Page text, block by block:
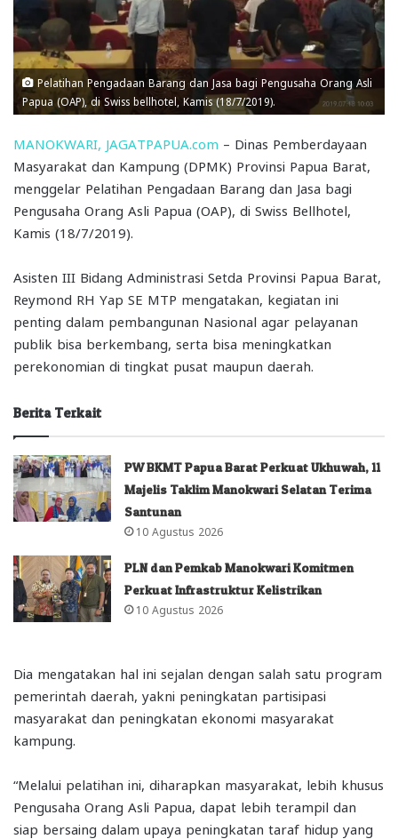
Pelatihan Pengadaan Barang dan Jasa bagi Pengusaha Orang Asli
Papua (OAP), di Swiss bellhotel, Kamis (18/7/2019).
MANOKWARI, JAGATPAPUA.com – Dinas Pemberdayaan
Masyarakat dan Kampung (DPMK) Provinsi Papua Barat,
menggelar Pelatihan Pengadaan Barang dan Jasa bagi
Pengusaha Orang Asli Papua (OAP), di Swiss Bellhotel,
Kamis (18/7/2019).
Asisten III Bidang Administrasi Setda Provinsi Papua Barat,
Reymond RH Yap SE MTP mengatakan, kegiatan ini
penting dalam pembangunan Nasional agar pelayanan
publik bisa berkembang, serta bisa meningkatkan
perekonomian di tingkat pusat maupun daerah.
Berita Terkait
PW BKMT Papua Barat Perkuat Ukhuwah, 11
Majelis Taklim Manokwari Selatan Terima
Santunan
10 Agustus 2026
PLN dan Pemkab Manokwari Komitmen
Perkuat Infrastruktur Kelistrikan
10 Agustus 2026
Dia mengatakan hal ini sejalan dengan salah satu program
pemerintah daerah, yakni peningkatan partisipasi
masyarakat dan peningkatan ekonomi masyarakat
kampung.
“Melalui pelatihan ini, diharapkan masyarakat, lebih khusus
Pengusaha Orang Asli Papua, dapat lebih terampil dan
siap bersaing dalam upaya peningkatan taraf hidup yang